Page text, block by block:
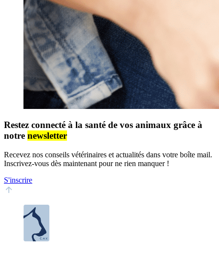
Restez connecté à la santé de vos animaux grâce à
notre newsletter
Recevez nos conseils vétérinaires et actualités dans votre boîte mail.
Inscrivez-vous dès maintenant pour ne rien manquer !
S'inscrire